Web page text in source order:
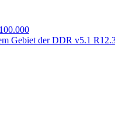
Gebiet der DDR v5.1